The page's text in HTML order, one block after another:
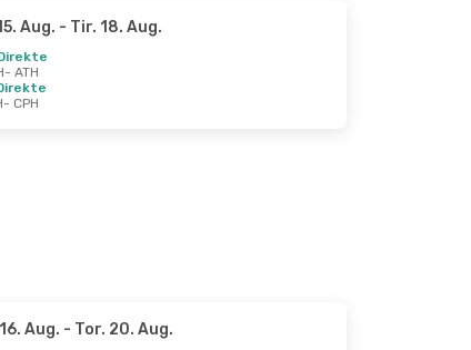
Aug. - Tir. 18. Aug.
- ATH
- CPH
Aug. - Tor. 20. Aug.